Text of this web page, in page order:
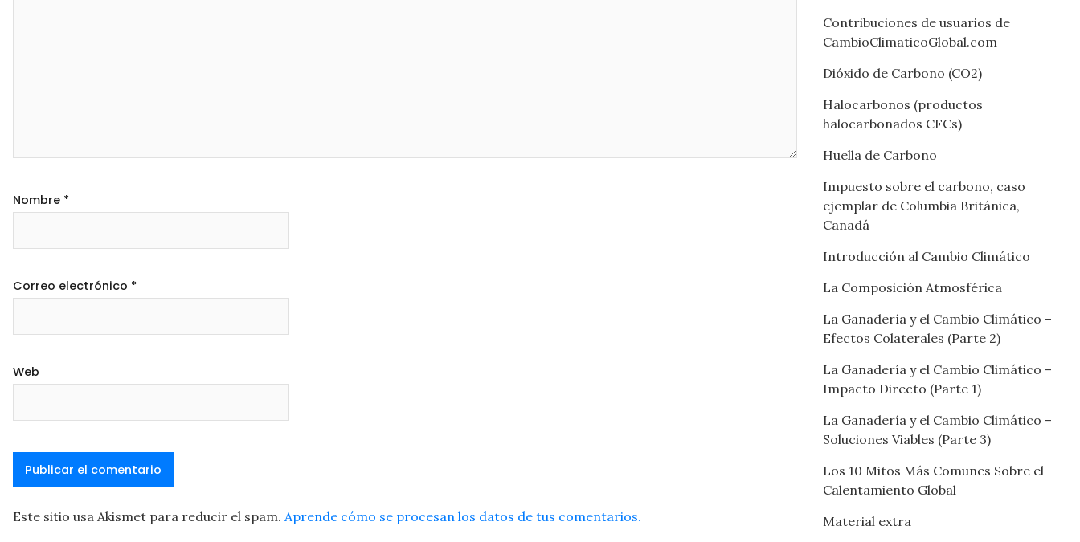
Nombre *
Correo electrónico *
Web
Este sitio usa Akismet para reducir el spam. Aprende cómo se procesan los datos de tus comentarios.
Contribuciones de usuarios de
CambioClimaticoGlobal.com
Dióxido de Carbono (CO2)
Halocarbonos (productos
halocarbonados CFCs)
Huella de Carbono
Impuesto sobre el carbono, caso
ejemplar de Columbia Británica,
Canadá
Introducción al Cambio Climático
La Composición Atmosférica
La Ganadería y el Cambio Climático –
Efectos Colaterales (Parte 2)
La Ganadería y el Cambio Climático –
Impacto Directo (Parte 1)
La Ganadería y el Cambio Climático –
Soluciones Viables (Parte 3)
Los 10 Mitos Más Comunes Sobre el
Calentamiento Global
Material extra